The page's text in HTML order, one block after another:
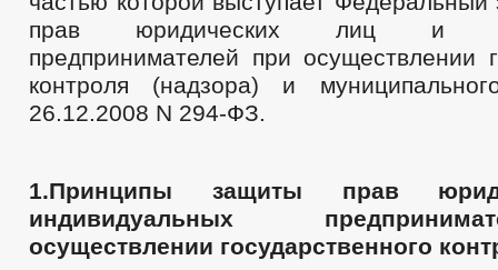
прав юридических лиц и
предпринимателей при осуществлении
контроля (надзора) и
26.12.2008 N 294-ФЗ.
1.Принципы защиты прав
индивидуальных
осуществлении государственного